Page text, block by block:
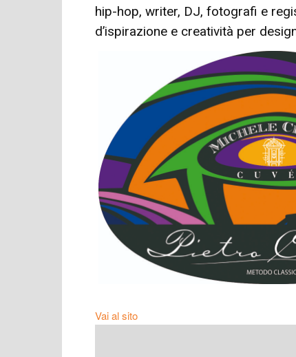
hip-hop, writer, DJ, fotografi e
d’ispirazione e creatività per
Vai al sito